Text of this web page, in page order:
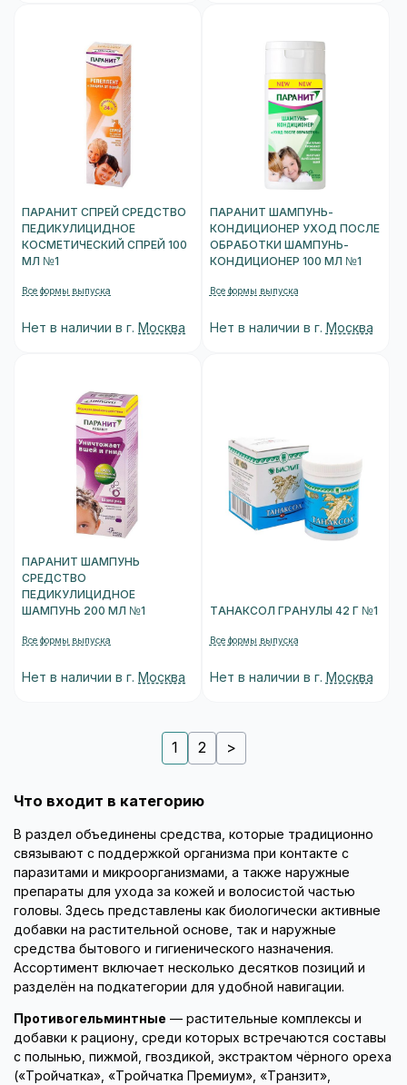
ПАРАНИТ СПРЕЙ СРЕДСТВО
ПЕДИКУЛИЦИДНОЕ
КОСМЕТИЧЕСКИЙ СПРЕЙ 100
МЛ №1
Все формы выпуска
Нет в наличии в г. Москва
ПАРАНИТ ШАМПУНЬ-
КОНДИЦИОНЕР УХОД ПОСЛЕ
ОБРАБОТКИ ШАМПУНЬ-
КОНДИЦИОНЕР 100 МЛ №1
Все формы выпуска
Нет в наличии в г. Москва
ПАРАНИТ ШАМПУНЬ
СРЕДСТВО
ПЕДИКУЛИЦИДНОЕ
ШАМПУНЬ 200 МЛ №1
Все формы выпуска
Нет в наличии в г. Москва
ТАНАКСОЛ ГРАНУЛЫ 42 Г №1
Все формы выпуска
Нет в наличии в г. Москва
1 2 >
Что входит в категорию
В раздел объединены средства, которые традиционно
связывают с поддержкой организма при контакте с
паразитами и микроорганизмами, а также наружные
препараты для ухода за кожей и волосистой частью
головы. Здесь представлены как биологически активные
добавки на растительной основе, так и наружные
средства бытового и гигиенического назначения.
Ассортимент включает несколько десятков позиций и
разделён на подкатегории для удобной навигации.
Противогельминтные — растительные комплексы и
добавки к рациону, среди которых встречаются составы
с полынью, пижмой, гвоздикой, экстрактом чёрного ореха
(«Тройчатка», «Тройчатка Премиум», «Транзит»,